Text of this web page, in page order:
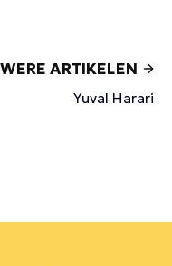
ARTIKELEN
Yuval Harari